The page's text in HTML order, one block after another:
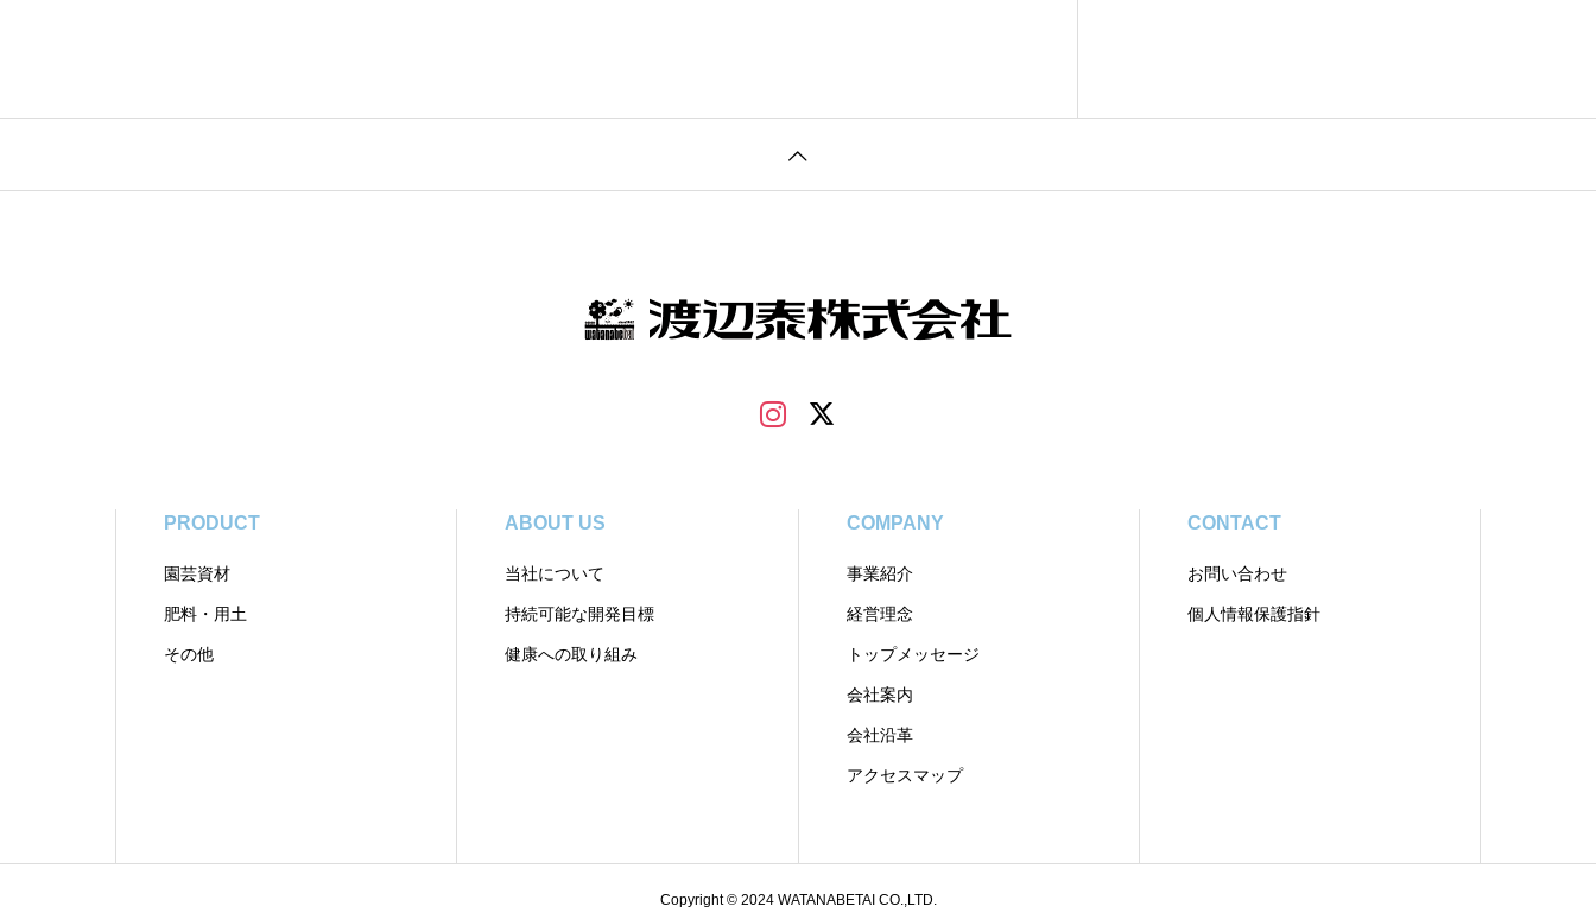
PRODUCT
園芸資材
肥料・用土
その他
ABOUT US
当社について
持続可能な開発目標
健康への取り組み
COMPANY
事業紹介
経営理念
トップメッセージ
会社案内
会社沿革
アクセスマップ
CONTACT
お問い合わせ
個人情報保護指針
Copyright © 2024 WATANABETAI CO.,LTD.